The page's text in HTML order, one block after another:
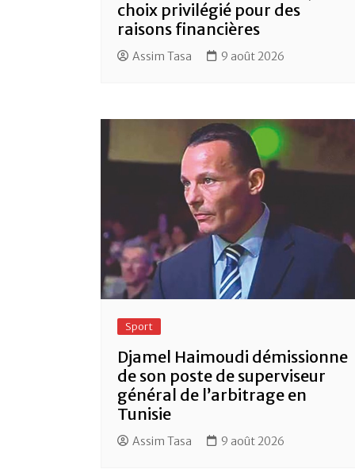
choix privilégié pour des
raisons financières
Assim Tasa 9 août 2026
Sport
Djamel Haimoudi démissionne
de son poste de superviseur
général de l’arbitrage en
Tunisie
Assim Tasa 9 août 2026